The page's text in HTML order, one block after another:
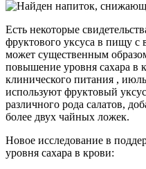
Есть некоторые
фруктового уксуса в пищу с
может существенным
повышение уровня сахара в
клинического питания ,
используют фруктовый
различного рода салатов,
более двух чайных ложек.
Новое исследование в
уровня сахара в крови: